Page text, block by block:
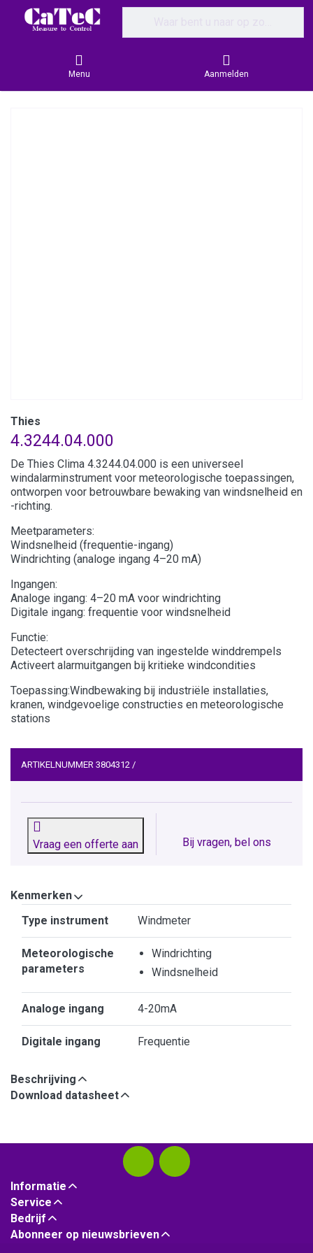
Menu Aanmelden
Thies
4.3244.04.000
De Thies Clima 4.3244.04.000 is een universeel
windalarminstrument voor meteorologische toepassingen,
ontworpen voor betrouwbare bewaking van windsnelheid en
-richting.
Meetparameters:
Windsnelheid (frequentie-ingang)
Windrichting (analoge ingang 4–20 mA)
Ingangen:
Analoge ingang: 4–20 mA voor windrichting
Digitale ingang: frequentie voor windsnelheid
Functie:
Detecteert overschrijding van ingestelde winddrempels
Activeert alarmuitgangen bij kritieke windcondities
Toepassing:Windbewaking bij industriële installaties,
kranen, windgevoelige constructies en meteorologische
stations
ARTIKELNUMMER 3804312 /
Vraag een offerte aan Bij vragen, bel ons
Kenmerken
Type instrument Windmeter
Meteorologische
parameters
Windrichting
Windsnelheid
Analoge ingang 4-20mA
Digitale ingang Frequentie
Beschrijving
Download datasheet
Informatie
Service
Bedrijf
Abonneer op nieuwsbrieven